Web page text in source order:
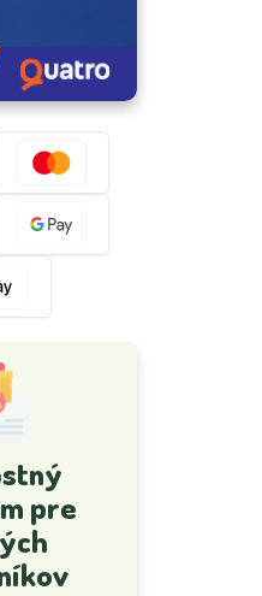
pre